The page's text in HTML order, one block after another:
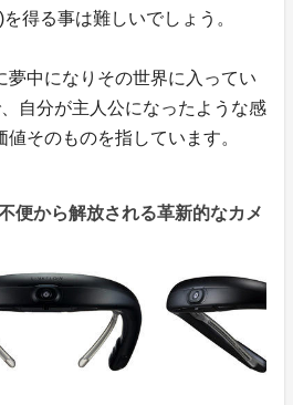
得る事は難しいでしょう。
中になりその世界に入ってい
自分が主人公になったような感
そのものを指しています。
便から解放される革新的なカメ